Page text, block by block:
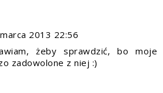
2013 22:56
żeby sprawdzić, bo moje
zadowolone z niej :)